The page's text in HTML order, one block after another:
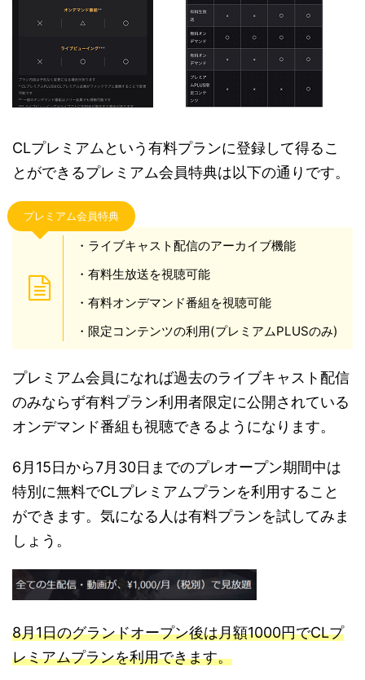
CLプレミアムという有料プランに登録して得るこ
とができるプレミアム会員特典は以下の通りです。
プレミアム会員特典
・ライブキャスト配信のアーカイブ機能
・有料生放送を視聴可能
・有料オンデマンド番組を視聴可能
・限定コンテンツの利用(プレミアムPLUSのみ)
プレミアム会員になれば過去のライブキャスト配信
のみならず有料プラン利用者限定に公開されている
オンデマンド番組も視聴できるようになります。
6月15日から7月30日までのプレオープン期間中は
特別に無料でCLプレミアムプランを利用すること
ができます。気になる人は有料プランを試してみま
しょう。
8月1日のグランドオープン後は月額1000円でCLプ
レミアムプランを利用できます。